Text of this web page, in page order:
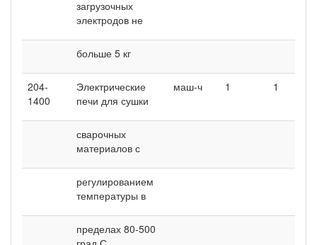
загрузочных
электродов не
больше 5 кг
204-
1400
Электрические
печи для сушки
маш-ч 1 1
сварочных
материалов с
регулированием
температуры в
пределах 80-500